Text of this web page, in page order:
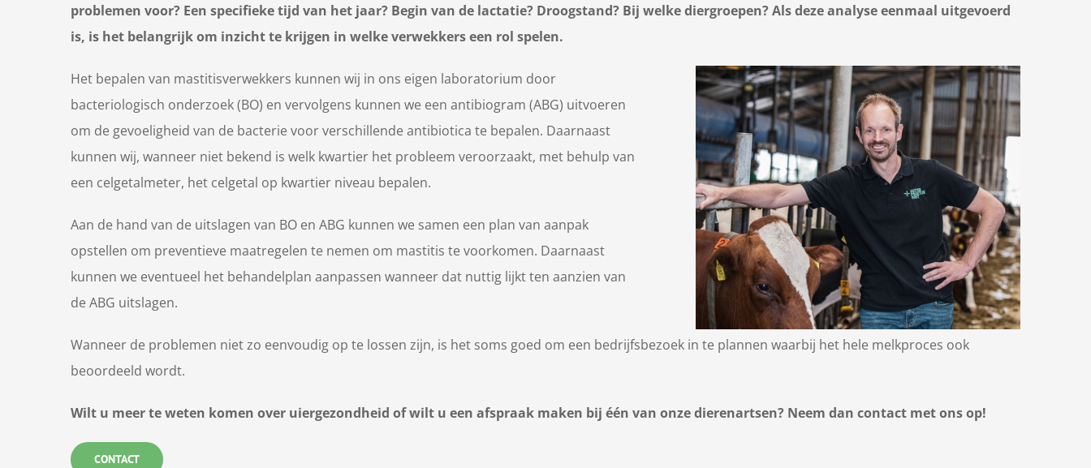
problemen voor? Een specifieke tijd van het jaar? Begin van de lactatie? Droogstand? Bij welke diergroepen? Als deze analyse eenmaal uitgevoerd
is, is het belangrijk om inzicht te krijgen in welke verwekkers een rol spelen.
Het bepalen van mastitisverwekkers kunnen wij in ons eigen laboratorium door
bacteriologisch onderzoek (BO) en vervolgens kunnen we een antibiogram (ABG) uitvoeren
om de gevoeligheid van de bacterie voor verschillende antibiotica te bepalen. Daarnaast
kunnen wij, wanneer niet bekend is welk kwartier het probleem veroorzaakt, met behulp van
een celgetalmeter, het celgetal op kwartier niveau bepalen.
Aan de hand van de uitslagen van BO en ABG kunnen we samen een plan van aanpak
opstellen om preventieve maatregelen te nemen om mastitis te voorkomen. Daarnaast
kunnen we eventueel het behandelplan aanpassen wanneer dat nuttig lijkt ten aanzien van
de ABG uitslagen.
Wanneer de problemen niet zo eenvoudig op te lossen zijn, is het soms goed om een bedrijfsbezoek in te plannen waarbij het hele melkproces ook
beoordeeld wordt.
Wilt u meer te weten komen over uiergezondheid of wilt u een afspraak maken bij één van onze dierenartsen? Neem dan contact met ons op!
CONTACT